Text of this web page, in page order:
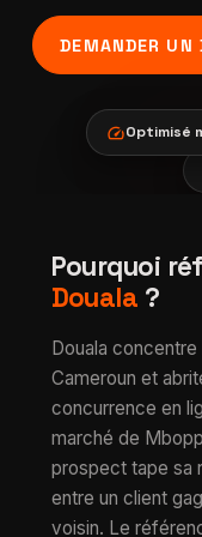
DEMANDER UN
verified
speedOptimisé
Pourquoi
Douala ?
Douala
Cameroun et
concurrence en
marché de
prospect tape sa
entre un client
voisin. Le